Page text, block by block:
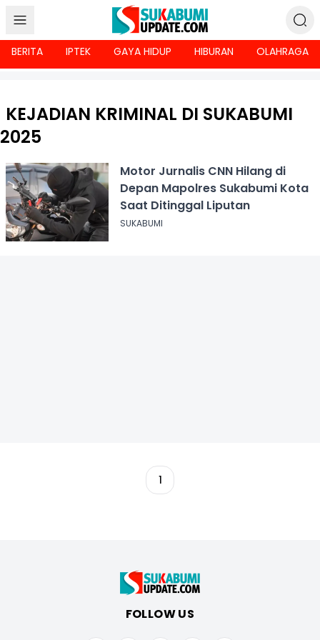
BERITA IPTEK GAYA HIDUP HIBURAN OLAHRAGA
KEJADIAN KRIMINAL DI SUKABUMI
2025
Motor Jurnalis CNN Hilang di
Depan Mapolres Sukabumi Kota
Saat Ditinggal Liputan
SUKABUMI
1
FOLLOW US